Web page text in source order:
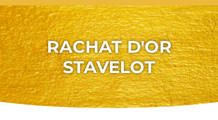
RACHAT D'OR
STAVELOT